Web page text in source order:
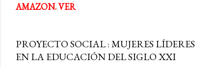
AMAZON. VER
PROYECTO SOCIAL : MUJERES LÍDERES
EN LA EDUCACIÓN DEL SIGLO XXI